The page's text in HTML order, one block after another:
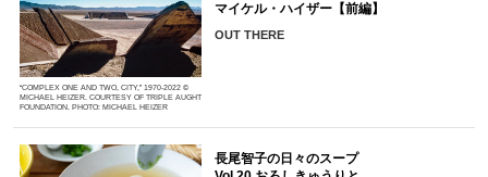
“COMPLEX ONE AND TWO, CITY,” 1970-2022 ©
MICHAEL HEIZER. COURTESY OF TRIPLE AUGHT
FOUNDATION. PHOTO: MICHAEL HEIZER
マイケル・ハイザー【前編】
OUT THERE
長尾智子の日々のスープ